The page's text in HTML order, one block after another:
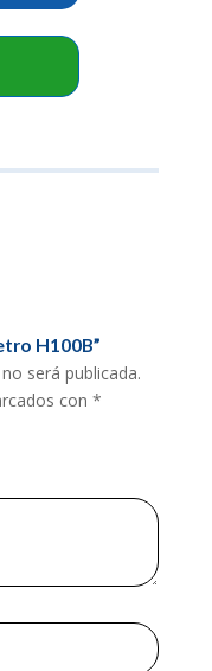
H100B”
será publicada.
con *